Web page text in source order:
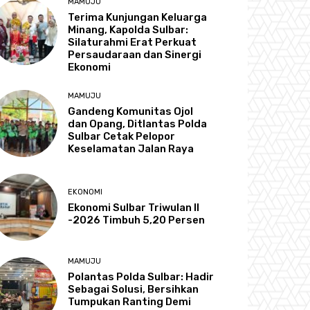
Terima Kunjungan Keluarga
Minang, Kapolda Sulbar:
Silaturahmi Erat Perkuat
Persaudaraan dan Sinergi
Ekonomi
MAMUJU
Gandeng Komunitas Ojol
dan Opang, Ditlantas Polda
Sulbar Cetak Pelopor
Keselamatan Jalan Raya
EKONOMI
Ekonomi Sulbar Triwulan II
-2026 Timbuh 5,20 Persen
MAMUJU
Polantas Polda Sulbar: Hadir
Sebagai Solusi, Bersihkan
Tumpukan Ranting Demi